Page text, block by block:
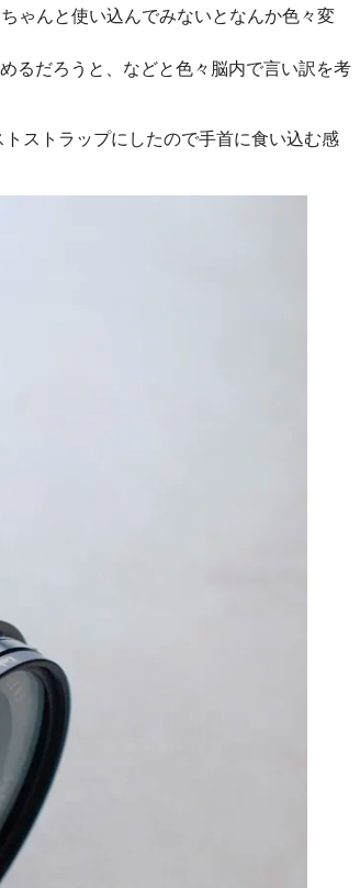
ゃんと使い込んでみないとなんか色々変
るだろうと、などと色々脳内で言い訳を考
ストラップにしたので手首に食い込む感